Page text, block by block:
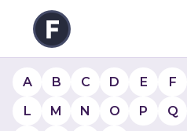
A B C D E F
L
M N O P Q